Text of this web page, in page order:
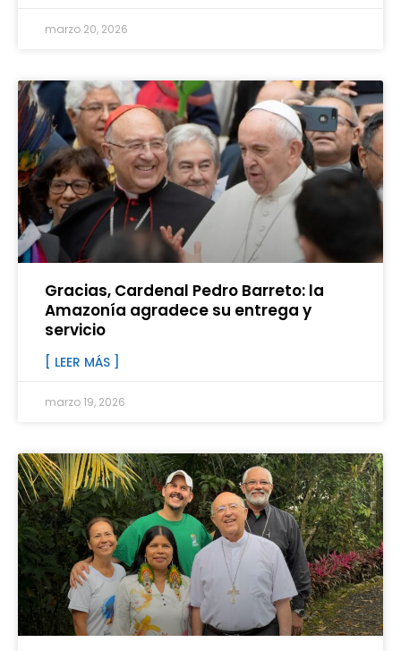
marzo 20, 2026
Gracias, Cardenal Pedro Barreto: la
Amazonía agradece su entrega y
servicio
[ LEER MÁS ]
marzo 19, 2026